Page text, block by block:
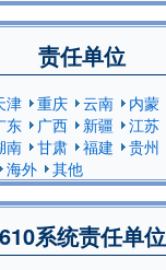
责任单位
津 重庆 云南 内蒙
东 广西 新疆 江苏
南 甘肃 福建 贵州
海外 其他
610系统责任单位